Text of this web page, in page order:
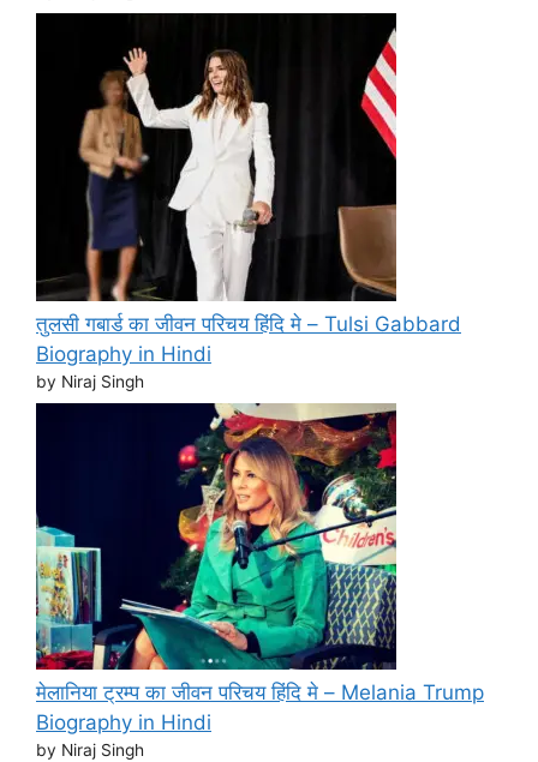
तुलसी गबार्ड का जीवन परिचय हिंदि मे – Tulsi Gabbard
Biography in Hindi
by Niraj Singh
मेलानिया ट्रम्प का जीवन परिचय हिंदि मे – Melania Trump
Biography in Hindi
by Niraj Singh